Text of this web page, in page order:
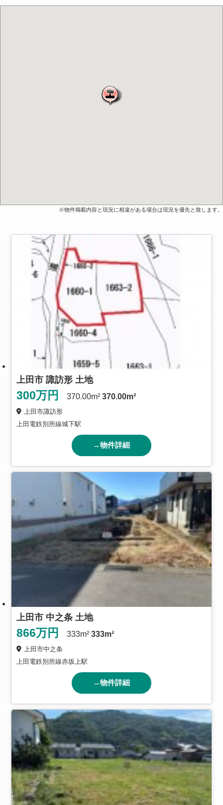
※物件掲載内容と現況に相違がある場合は現況を優先と致します。
上田市 諏訪形 土地
300万円 370.00m²370.00m²
上田市諏訪形
上田電鉄別所線城下駅
→物件詳細
上田市 中之条 土地
866万円 333m²333m²
上田市中之条
上田電鉄別所線赤坂上駅
→物件詳細